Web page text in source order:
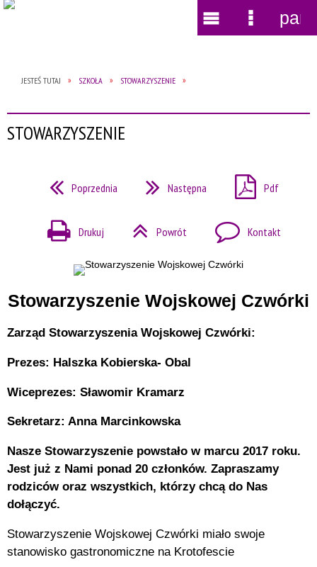
JESTEŚ TUTAJ SZKOŁA STOWARZYSZENIE
STOWARZYSZENIE
Poprzednia Następna Pdf
Drukuj Powrót Kontakt
Stowarzyszenie Wojskowej Czwórki
Zarząd Stowarzyszenia Wojskowej Czwórki:
Prezes: Halszka Kobierska- Obal
Wiceprezes: Sławomir Kramarz
Sekretarz: Anna Marcinkowska
Nasze Stowarzyszenie powstało w marcu 2017 roku.
Jest już z Nami ponad 20 członków. Zapraszamy
rodziców oraz wszystkich, którzy chcą do Nas
dołączyć.
Stowarzyszenie Wojskowej Czwórki miało swoje
stanowisko gastronomiczne na Krotofescie
Wyszukiwarka
Narzędzia
MenuMenu